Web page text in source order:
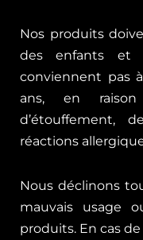
Nos produits
des enfants et
conviennent pas
ans, en raison
d’étouffement,
réactions
Nous déclinons
mauvais usage
produits. En cas